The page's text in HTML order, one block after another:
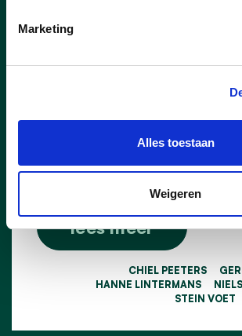
Marketing
Alles toestaan
Weigeren
Goed nieuws voor de inwoners
Er is een nieuwe uitbater voor
ontmoetingscentrum
BV, de onderneming achter
T’s DanceXplosion wordt door
aangesteld als nieuwe
lees meer
CHIEL PEETERS
HANNE LINTERMANS
STEIN VOET